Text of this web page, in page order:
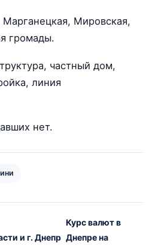
Мировская,
громады.
частный дом,
линия
нет.
и г. Днепр
Курс валют в
Днепре на